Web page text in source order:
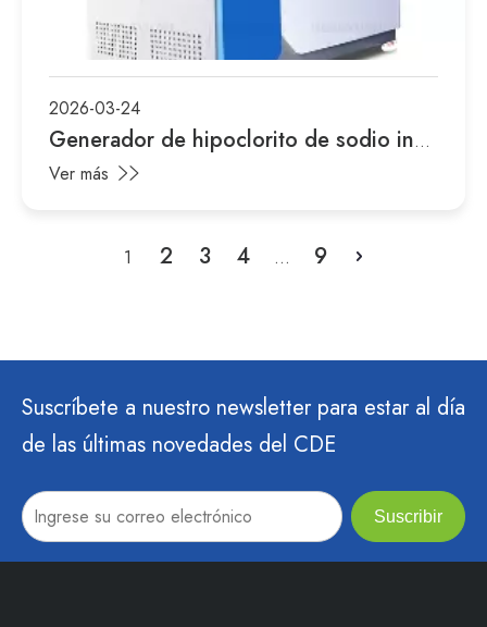
2026-03-24
Generador de hipoclorito de sodio in
situ
Ver más
1 2 3 4 ... 9
Suscríbete a nuestro newsletter para estar al día
de las últimas novedades del CDE
Suscribir